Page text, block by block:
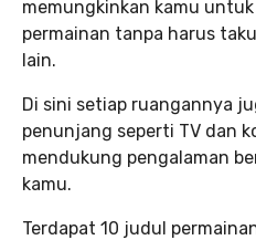
memungkinkan kamu
permainan tanpa harus
lain.
Di sini setiap ruangannya
penunjang seperti TV dan
mendukung pengalaman
kamu.
Terdapat 10 judul